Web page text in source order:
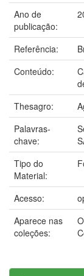
Ano de
publicação:
Referência:
Conteúdo:
Thesagro:
Palavras-
chave:
Tipo do
Material:
Acesso:
Aparece nas
coleções: